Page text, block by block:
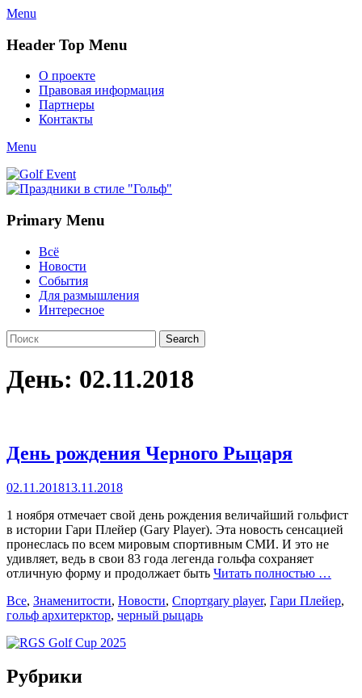
Menu
Header Top Menu
Skip
content
О проекте
Правовая информация
Партнеры
Контакты
Twitter
Email
YouTube
Website
Link
Menu
Golf Event
СМИ о гольфе, гольф-события, новости гольфа. Russian golf
Primary Menu
Skip
content
Всё
Новости
События
Для размышления
Интересное
Search
Search
for:
День: 02.11.2018
День рождения Черного Рыцаря
Posted
02.11.201813.11.2018
1 ноября отмечает свой день рождения величайший гольфист
в истории Гари Плейер (Gary Player). Эта новость сенсацией
пронеслась по всем мировым спортивным СМИ. И это не
удивляет, ведь в свои 83 года легенда гольфа сохраняет
отличную форму и продолжает быть Читать полностью …
Categories
Все, Знаменитости, Новости, СпортTags
gary player, Гари Плейер,
гольф архитерктор, черный рыцарь
Рубрики